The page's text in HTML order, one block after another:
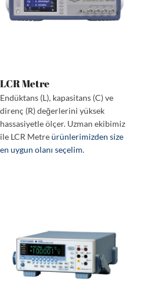
LCR Metre
Endüktans (L), kapasitans (C) ve
direnç (R) değerlerini yüksek
hassasiyetle ölçer. Uzman ekibimiz
ile LCR Metreürünlerimizden size
en uygun olanı seçelim.